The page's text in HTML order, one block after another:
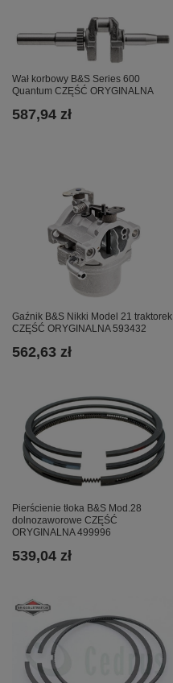
Wał korbowy B&S Series 600
Quantum CZĘŚĆ ORYGINALNA
587,94 zł
Gaźnik B&S Nikki Model 21 traktorek
CZĘŚĆ ORYGINALNA 593432
562,63 zł
Pierścienie tłoka B&S Mod.28
dolnozaworowe CZĘŚĆ
ORYGINALNA 499996
539,04 zł